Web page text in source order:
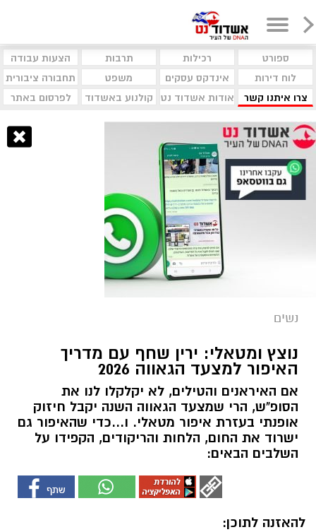
ספורט רכילות תרבות
הצעות עבודה
לוח דירות
אינדקס עסקים משפט
תחבורה ציבורית
צרו איתנו קשר
אודות אשדוד נט קולנוע באשדוד לפרסום באתר
נשים
נוצץ ומטאלי: ירין שחף עם מדריך
האיפור למצעד הגאווה 2026
אם האיראנים והטילים, לא יקלקלו לנו את
הסופ"ש, הרי שמצעד הגאווה השנה יקבל חיזוק
אופנתי בעזרת איפור מטאלי. ו...כדי שהאיפור גם
ישרוד את החום, הלחות והריקודים, הקפידו על
השלבים הבאים:
להאזנה לתוכן: